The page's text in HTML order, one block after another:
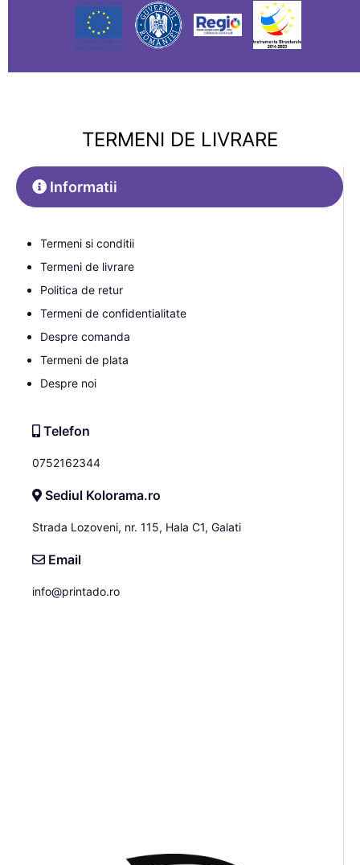
TERMENI DE LIVRARE
Informatii
Termeni si conditii
Termeni de livrare
Politica de retur
Termeni de confidentialitate
Despre comanda
Termeni de plata
Despre noi
Telefon
0752162344
Sediul Kolorama.ro
Strada Lozoveni, nr. 115, Hala C1, Galati
Email
info@printado.ro